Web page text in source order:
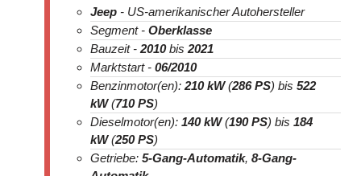
Jeep - US-amerikanischer Autohersteller
Segment - Oberklasse
Bauzeit - 2010bis 2021
Marktstart - 06/2010
Benzinmotor(en): 210 kW(286 PS) bis 522
kW(710 PS)
Dieselmotor(en): 140 kW(190 PS) bis 184
kW(250 PS)
Getriebe: 5-Gang-Automatik, 8-Gang-